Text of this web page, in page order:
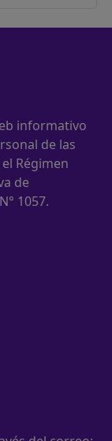
informativo
de las
Régimen
de
1057.